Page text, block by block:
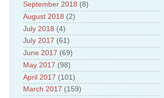
September 2018 (8)
August 2018 (2)
July 2018 (4)
July 2017 (61)
June 2017 (69)
May 2017 (98)
April 2017 (101)
March 2017 (159)